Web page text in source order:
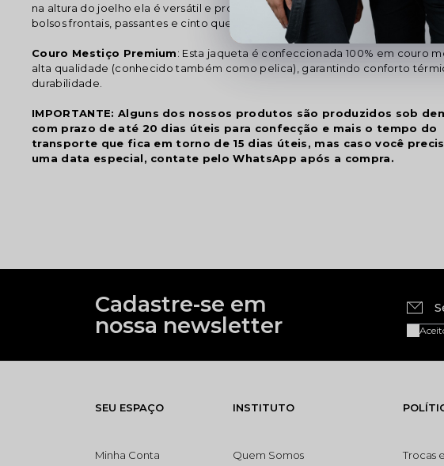
na altura do joelho ela é versátil e promete ser o destaque do seu look. Ela
bolsos frontais, passantes e cinto que a tornam ainda mais linda.
Couro Mestiço Premium: Esta jaqueta é confeccionada 100% em couro
alta qualidade (conhecido também como pelica), garantindo conforto
durabilidade.
IMPORTANTE: Alguns dos nossos produtos são produzidos sob
com prazo de até 20 dias úteis para confecção e mais o tempo do
transporte que fica em torno de 15 dias úteis, mas caso você
uma data especial, contate pelo WhatsApp após a compra.
Cadastre-se em
nossa newsletter
SEU ESPAÇO
Minha Conta
INSTITUTO
Quem Somos Trocas